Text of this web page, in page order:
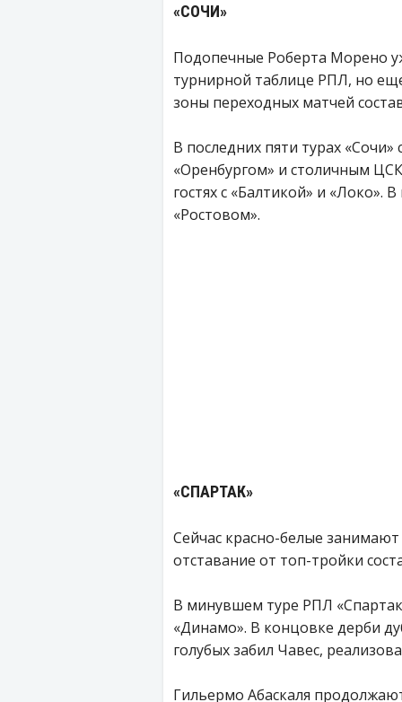
«СОЧИ»
Подопечные Роберта Морено
турнирной таблице РПЛ, но
зоны переходных матчей
В последних пяти турах
«Оренбургом» и столичным
гостях с «Балтикой» и «Локо».
«Ростовом».
«СПАРТАК»
Сейчас красно-белые
отставание от топ-тройки
В минувшем туре РПЛ
«Динамо». В концовке дерби
голубых забил Чавес,
Гильермо Абаскаля